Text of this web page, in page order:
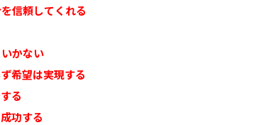
信頼してくれる
かない
希望は実現する
る
功する